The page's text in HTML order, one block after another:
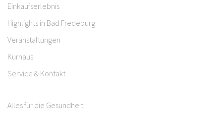
Einkaufserlebnis
Highlights in Bad Fredeburg
Veranstaltungen
Kurhaus
Service & Kontakt
Alles für die Gesundheit